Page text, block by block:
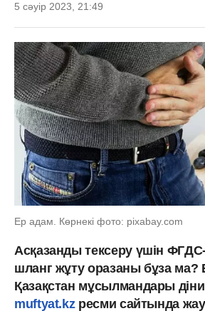
5 сәуір 2023, 21:49
Ер адам. Көрнекі фото: pixabay.com
Асқазанды тексеру үшін
шланг жұту оразаны бұза ма?
Қазақстан мұсылмандары
muftyat.kz ресми сайтында